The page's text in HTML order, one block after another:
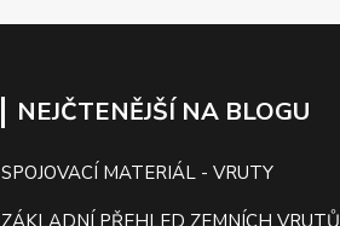
NEJČTENĚJŠÍ NA BLOGU
SPOJOVACÍ MATERIÁL - VRUTY